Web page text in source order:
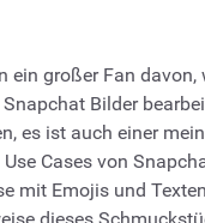
ein großer Fan davon,
Bilder
es ist auch einer
Cases von
mit Emojis und